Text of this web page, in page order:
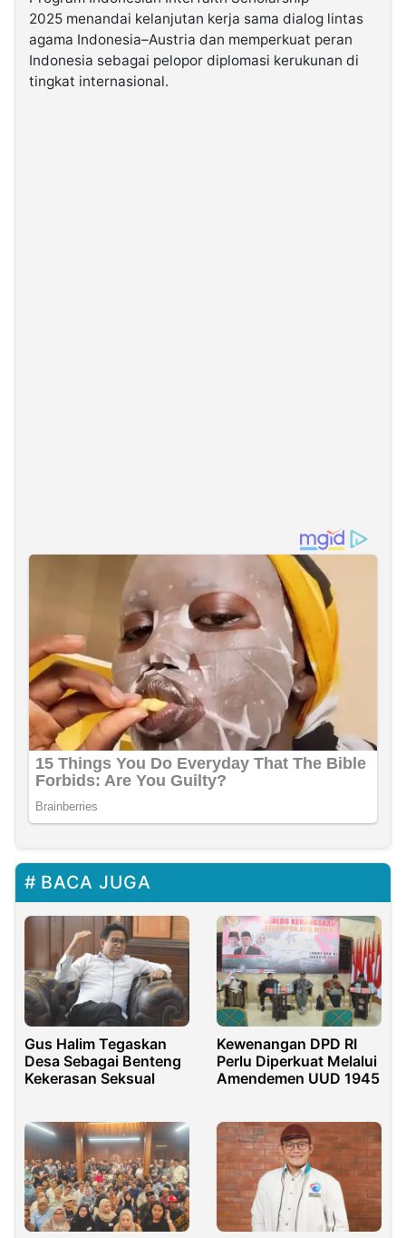
2025 menandai kelanjutan kerja sama dialog lintas
agama Indonesia–Austria dan memperkuat peran
Indonesia sebagai pelopor diplomasi kerukunan di
tingkat internasional.
BACA JUGA
Gus Halim Tegaskan
Desa Sebagai Benteng
Kekerasan Seksual
Kewenangan DPD RI
Perlu Diperkuat Melalui
Amendemen UUD 1945